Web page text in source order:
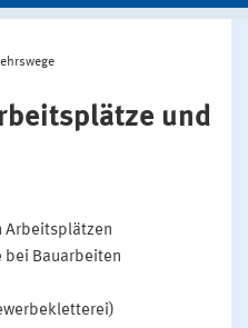
und
Arbeitsplätzen
bei Bauarbeiten